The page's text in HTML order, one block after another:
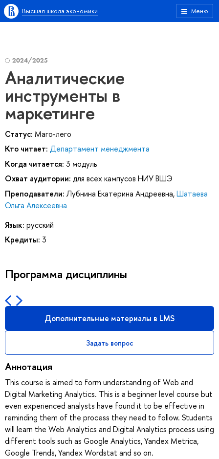
Меню
Высшая школа экономики
2024/2025
Аналитические
инструменты в
маркетинге
Статус: Маго-лего
Кто читает: Департамент менеджмента
Когда читается: 3 модуль
Охват аудитории: для всех кампусов НИУ ВШЭ
Преподаватели: Лубнина Екатерина Андреевна,Шатаева
Ольга Алексеевна
Язык: русский
Кредиты: 3
Программа дисциплины
Дополнительные материалы в LMS
Задать вопрос
Аннотация
This course is aimed to form understanding of Web and
Digital Marketing Analytics. This is a beginner level course but
even experienced analysts have found it to be effective in
reminding them of the process they need to follow. Students
will learn the Web Analytics and Digital Analytics process using
different tools such as Google Analytics, Yandex Metrica,
Google Trends, Yandex Wordstat and so on.